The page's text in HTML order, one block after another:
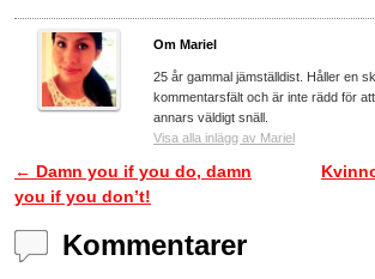
Om Mariel
25 år gammal jämställdist. Håller en
kommentarsfält och är inte rädd för
annars väldigt snäll.
Visa alla inlägg av Mariel
Inläggsnavigering
← Damn you if you do, damn
you if you don’t!
Kommentarer